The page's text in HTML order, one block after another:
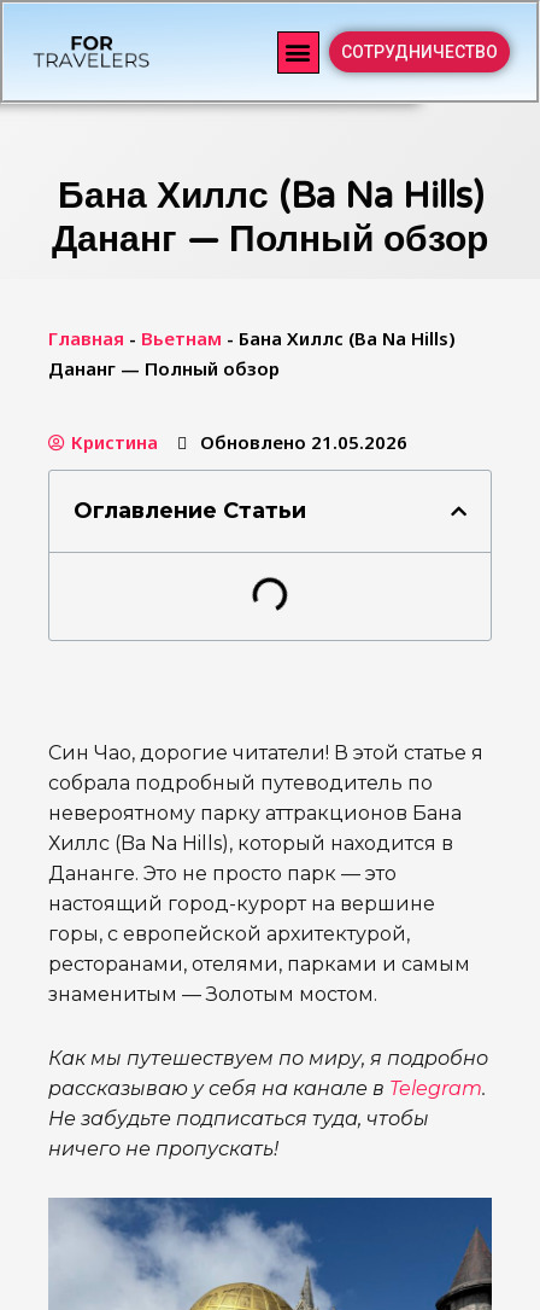
СОТРУДНИЧЕСТВО
Бана Хиллс (Ba Na Hills)
Дананг — Полный обзор
Главная - Вьетнам - Бана Хиллс (Ba Na Hills)
Дананг — Полный обзор
Кристина Обновлено 21.05.2026
Оглавление Статьи
Син Чао, дорогие читатели! В этой статье я
собрала подробный путеводитель по
невероятному парку аттракционов Бана
Хиллс (Ba Na Hills), который находится в
Дананге. Это не просто парк — это
настоящий город-курорт на вершине
горы, с европейской архитектурой,
ресторанами, отелями, парками и самым
знаменитым — Золотым мостом.
Как мы путешествуем по миру, я подробно
рассказываю у себя на канале в Telegram.
Не забудьте подписаться туда, чтобы
ничего не пропускать!